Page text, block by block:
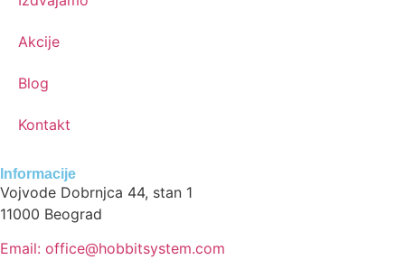
Akcije
Blog
Kontakt
Informacije
Vojvode Dobrnjca 44, stan 1
11000 Beograd
Email: office@hobbitsystem.com